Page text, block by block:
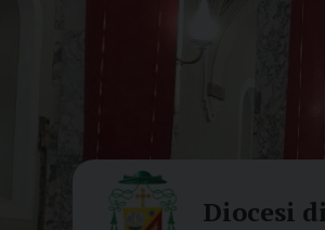
Diocesi